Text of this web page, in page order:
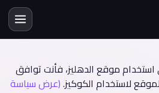
استخدام موقع الدهليز، فأنت توافق
لاستخدام الكوكيز.(عرض سياسة